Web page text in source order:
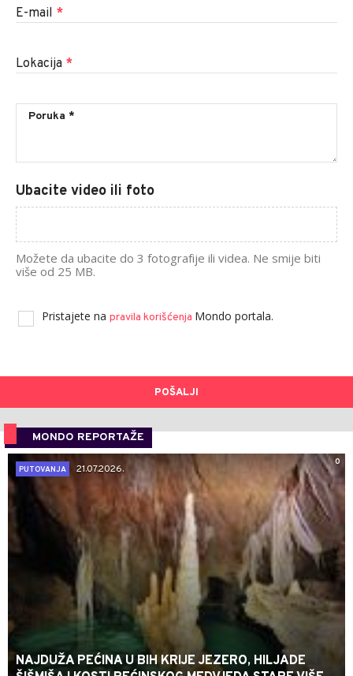
E-mail *
Lokacija *
Ubacite video ili foto
Možete da ubacite do 3 fotografije ili videa. Ne smije biti
više od 25 MB.
Pristajete na pravila korišćenja Mondo portala.
POŠALJI
MONDO REPORTAŽE
0
PUTOVANJA
21.07.2026.
NAJDUŽA PEĆINA U BIH KRIJE JEZERO, HILJADE